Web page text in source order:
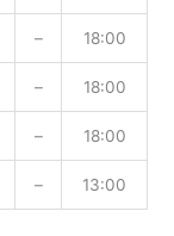
– 18:00
– 18:00
– 18:00
– 13:00